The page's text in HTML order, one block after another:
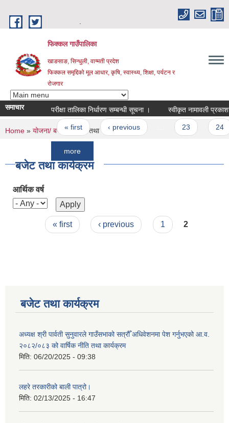
फिक्कल गाउँपालिका
खाङसाङ, सिन्धुली, वाग्मती प्रदेश
फिक्कल समृद्दिको मूल आधार, कृषि, स्वास्थ्य, शिक्षा, पर्यटन र
रोजगार
समाचार परीक्षा तालिका निर्धारण सम्बन्धी सूचना । स्वीकृत नामावली प्रकाशन
Pages
« first ‹ previous …
You are here
Home » योजना/ बजेट» बजेट तथा कार्यक्रम
बजेट तथा कार्यक्रम
आर्थिक वर्ष
Pages« first ‹ previous 1 2
बजेट तथा कार्यक्रम
अध्यक्ष श्री पार्वती सुनुवारले गाउँसभाको सत्रौँ अधिवेशनमा पेश गर्नुभएको आ.व.
२०८२/०८३ को वार्षिक नीति तथा कार्यक्रम
मिति: 06/20/2025 - 09:38
लहरे तरकारीको बाली पात्रो।
मिति: 02/13/2025 - 16:47